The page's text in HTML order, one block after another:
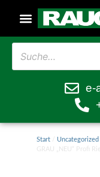
e-
Start/ Uncategorized
GRAU „NEU“ Profi